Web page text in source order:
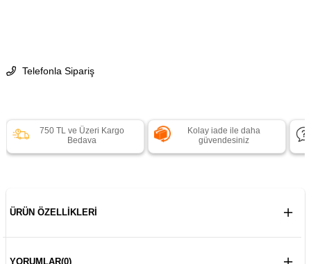
Telefonla Sipariş
750 TL ve Üzeri Kargo
Bedava
Kolay iade ile daha
güvendesiniz
ÜRÜN ÖZELLIKLERI
YORUMLAR(0)